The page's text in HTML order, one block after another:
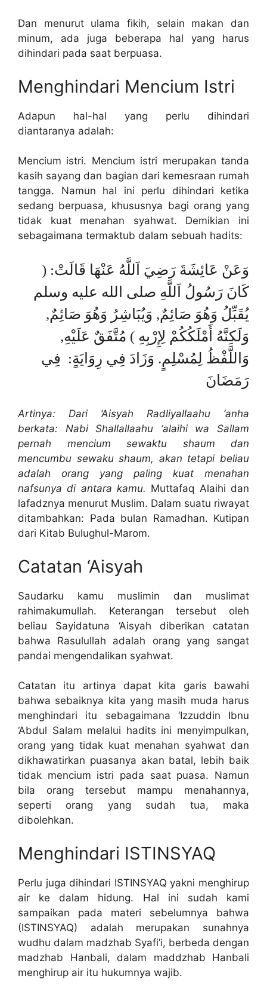
Dan menurut ulama fikih, selain makan dan
minum, ada juga beberapa hal yang harus
dihindari pada saat berpuasa.
Menghindari Mencium Istri
Adapun hal-hal yang perlu dihindari
diantaranya adalah:
Mencium istri. Mencium istri merupakan tanda
kasih sayang dan bagian dari kemesraan rumah
tangga. Namun hal ini perlu dihindari ketika
sedang berpuasa, khususnya bagi orang yang
tidak kuat menahan syahwat. Demikian ini
sebagaimana termaktub dalam sebuah hadits:
وَعَنْ عَائِشَةَ رَضِيَ اَللَّهُ عَنْهَا قَالَتْ: (
كَانَ رَسُولُ اَللَّهِ صلى الله عليه وسلم
يُقَبِّلُ وَهُوَ صَائِمٌ, وَيُبَاشِرُ وَهُوَ صَائِمٌ,
وَلَكِنَّهُ أَمْلَكُكُمْ لِإِرْبِهِ ) مُتَّفَقٌ عَلَيْهِ,
وَاللَّفْظُ لِمُسْلِمٍ. وَزَادَ فِي رِوَايَةٍ: فِي
رَمَضَانَ
Artinya:
Dari ‘Aisyah Radliyallaahu ‘anha
berkata: Nabi Shallallaahu ‘alaihi wa Sallam
pernah mencium sewaktu shaum dan
mencumbu sewaku shaum, akan tetapi beliau
adalah orang yang paling kuat menahan
nafsunya di antara kamu. Muttafaq Alaihi dan
lafadznya menurut Muslim. Dalam suatu riwayat
ditambahkan: Pada bulan Ramadhan. Kutipan
dari Kitab Bulughul-Marom.
Catatan ‘Aisyah
Saudarku kamu muslimin dan muslimat
rahimakumullah. Keterangan tersebut oleh
beliau Sayidatuna ‘Aisyah diberikan catatan
bahwa Rasulullah adalah orang yang sangat
pandai mengendalikan syahwat.
Catatan itu artinya dapat kita garis bawahi
bahwa sebaiknya kita yang masih muda harus
menghindari itu sebagaimana ‘Izzuddin Ibnu
‘Abdul Salam melalui hadits ini menyimpulkan,
orang yang tidak kuat menahan syahwat dan
dikhawatirkan puasanya akan batal, lebih baik
tidak mencium istri pada saat puasa. Namun
bila orang tersebut mampu menahannya,
seperti orang yang sudah tua, maka
dibolehkan.
Menghindari ISTINSYAQ
Perlu juga dihindari ISTINSYAQ yakni menghirup
air ke dalam hidung. Hal ini sudah kami
sampaikan pada materi sebelumnya bahwa
(ISTINSYAQ) adalah merupakan sunahnya
wudhu dalam madzhab Syafi’i, berbeda dengan
madzhab Hanbali, dalam maddzhab Hanbali
menghirup air itu hukumnya wajib.